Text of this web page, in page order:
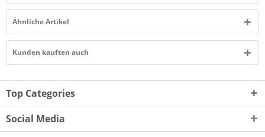
Ähnliche Artikel
Kunden kauften auch
Top Categories
Social Media